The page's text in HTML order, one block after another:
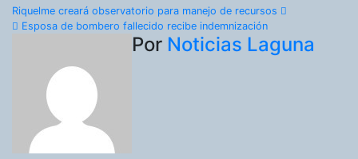
Navegación
entradas
Riquelme creará observatorio para manejo de recursos
Esposa de bombero fallecido recibe indemnización
Por Noticias Laguna